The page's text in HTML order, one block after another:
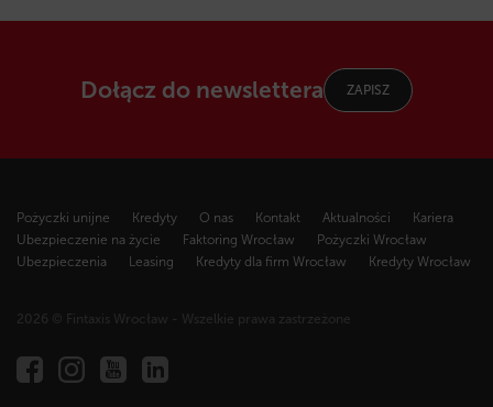
Dołącz do newslettera ZAPISZ
Pożyczki unijne Kredyty O nas Kontakt Aktualności
Kariera
Ubezpieczenie na życie
Faktoring Wrocław
Pożyczki Wrocław
Ubezpieczenia
Leasing Kredyty dla firm Wrocław Kredyty Wrocław
2026 © Fintaxis Wrocław - Wszelkie prawa zastrzeżone